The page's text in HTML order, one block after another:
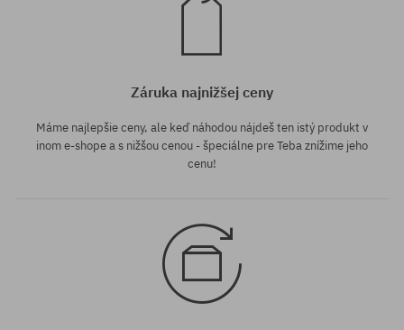
Záruka najnižšej ceny
Máme najlepšie ceny, ale keď náhodou nájdeš ten istý produkt v
inom e-shope a s nižšou cenou - špeciálne pre Teba znížime jeho
cenu!